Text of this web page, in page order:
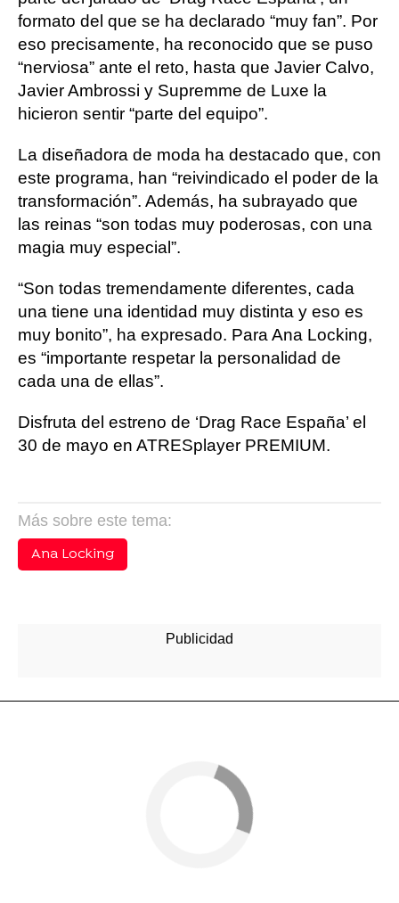
formato del que se ha declarado “muy fan”. Por
eso precisamente, ha reconocido que se puso
“nerviosa” ante el reto, hasta que Javier Calvo,
Javier Ambrossi y Supremme de Luxe la
hicieron sentir “parte del equipo”.
La diseñadora de moda ha destacado que, con
este programa, han “reivindicado el poder de la
transformación”. Además, ha subrayado que
las reinas “son todas muy poderosas, con una
magia muy especial”.
“Son todas tremendamente diferentes, cada
una tiene una identidad muy distinta y eso es
muy bonito”, ha expresado. Para Ana Locking,
es “importante respetar la personalidad de
cada una de ellas”.
Disfruta del estreno de ‘Drag Race España’ el
30 de mayo en ATRESplayer PREMIUM.
Más sobre este tema:
Ana Locking